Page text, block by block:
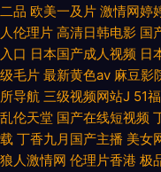
二品 欧美一及片 激情网婷
人伦理片 高清日韩电影 国
入口 日本国产成人视频 日
级毛片 最新黄色av 麻豆影
所导航 三级视频网站J 51
乱伦天堂 国产在线短视频
载 丁香九月国产主播 美女
狼人激情网 伦理片香港 极